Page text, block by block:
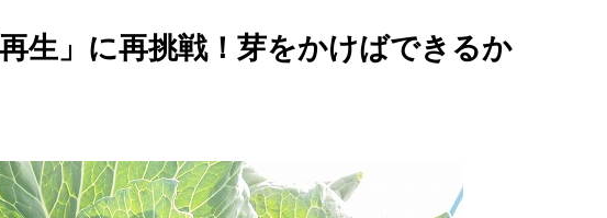
生」に再挑戦！芽をかけばできるか